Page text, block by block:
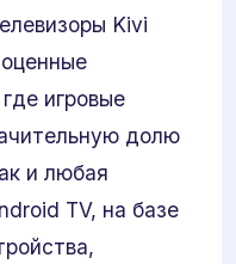
Kivi
игровые
долю
и любая
TV, на базе